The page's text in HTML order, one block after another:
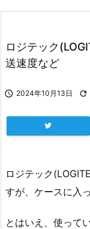
ロジテック
送速度など
 2024年10月13日 
ロジテック
すが、ケースに入
とはいえ、使って